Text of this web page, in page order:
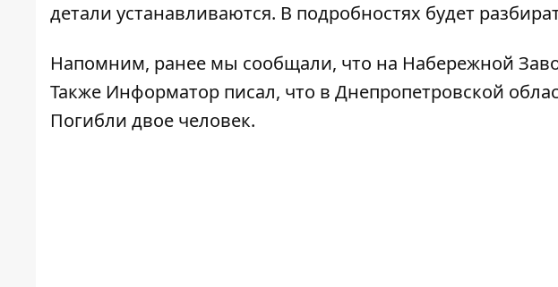
детали устанавливаются. В подробностях будет
Напомним, ранее мы сообщали, что на Набережной
Также Информатор писал, что в Днепропетровской
Погибли двое человек.